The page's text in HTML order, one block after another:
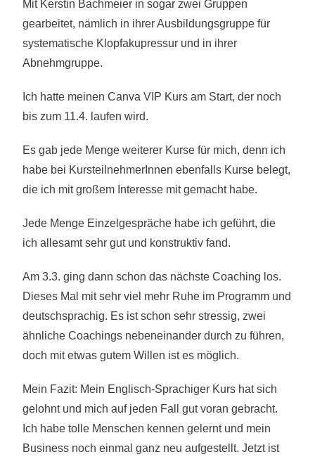
Mit Kerstin Bachmeier in sogar zwei Gruppen
gearbeitet, nämlich in ihrer Ausbildungsgruppe für
systematische Klopfakupressur und in ihrer
Abnehmgruppe.
Ich hatte meinen Canva VIP Kurs am Start, der noch
bis zum 11.4. laufen wird.
Es gab jede Menge weiterer Kurse für mich, denn ich
habe bei KursteilnehmerInnen ebenfalls Kurse belegt,
die ich mit großem Interesse mit gemacht habe.
Jede Menge Einzelgespräche habe ich geführt, die
ich allesamt sehr gut und konstruktiv fand.
Am 3.3. ging dann schon das nächste Coaching los.
Dieses Mal mit sehr viel mehr Ruhe im Programm und
deutschsprachig. Es ist schon sehr stressig, zwei
ähnliche Coachings nebeneinander durch zu führen,
doch mit etwas gutem Willen ist es möglich.
Mein Fazit: Mein Englisch-Sprachiger Kurs hat sich
gelohnt und mich auf jeden Fall gut voran gebracht.
Ich habe tolle Menschen kennen gelernt und mein
Business noch einmal ganz neu aufgestellt. Jetzt ist